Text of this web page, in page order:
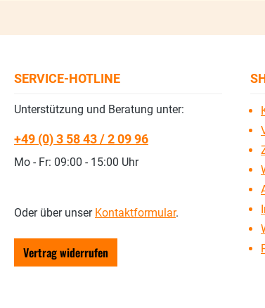
SERVICE-HOTLINE
Unterstützung und Beratung unter:
+49 (0) 3 58 43 / 2 09 96
Mo - Fr: 09:00 - 15:00 Uhr
Oder über unser Kontaktformular.
Vertrag widerrufen